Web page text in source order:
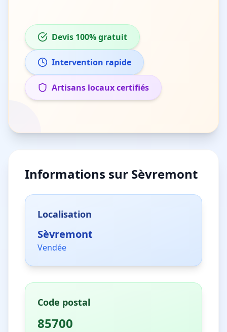
Devis 100% gratuit
Intervention rapide
Artisans locaux certifiés
Informations sur Sèvremont
Localisation
Sèvremont
Vendée
Code postal
85700